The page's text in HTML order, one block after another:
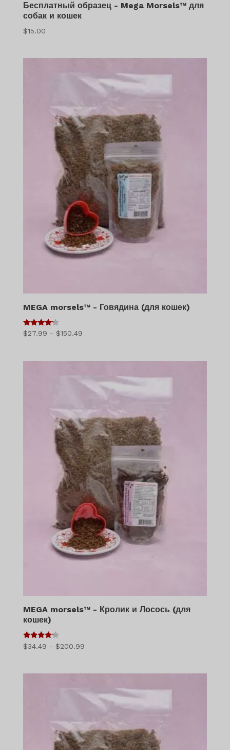
Бесплатный образец - Mega Morsels™ для
собак и кошек
$15.00
MEGA morsels™ - Говядина (для кошек)
4
из 5
$27.99 - $150.49Диапазон
$150.49
MEGA morsels™ - Кролик и Лосось (для
кошек)
4
из 5
$34.49 - $200.99Диапазон
$200.99